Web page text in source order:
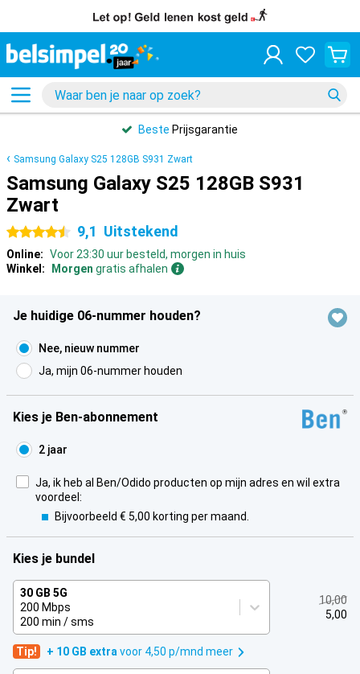
Beste Prijsgarantie
Samsung Galaxy S25 128GB S931 Zwart
Samsung Galaxy S25 128GB S931
Zwart
4.5 sterren 9,1 Uitstekend
Online: Voor 23:30 uur besteld, morgen in huis
Winkel:
Morgen gratis afhalen
Je huidige 06-nummer houden?
Nee, nieuw nummer
Ja, mijn 06-nummer houden
Kies je Ben-abonnement
2 jaar
Ja, ik heb al Ben/Odido producten op mijn adres en wil extra
voordeel:
Bijvoorbeeld € 5,00 korting per maand.
Kies je bundel
30 GB 5G
200 Mbps
200 min / sms
10,00
5,00
Tip! + 10 GB extra voor 4,50 p/mnd meer